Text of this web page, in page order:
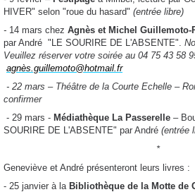
HIVER" selon "roue du hasard" (entrée libre)
- 14 mars chez Agnès et Michel Guillemoto-
par André "LE SOURIRE DE L'ABSENTE".
Veuillez réserver votre soirée au 04 75 43 58
agnès.guillemoto@hotmail.fr
- 22 mars – Théâtre de la Courte Echelle –
confirmer
- 29 mars - Médiathèque La Passerelle –
SOURIRE DE L'ABSENTE" par André (entrée
*
Geneviève et André présenteront leurs livres :
- 25 janvier à la Bibliothèque de la Motte de